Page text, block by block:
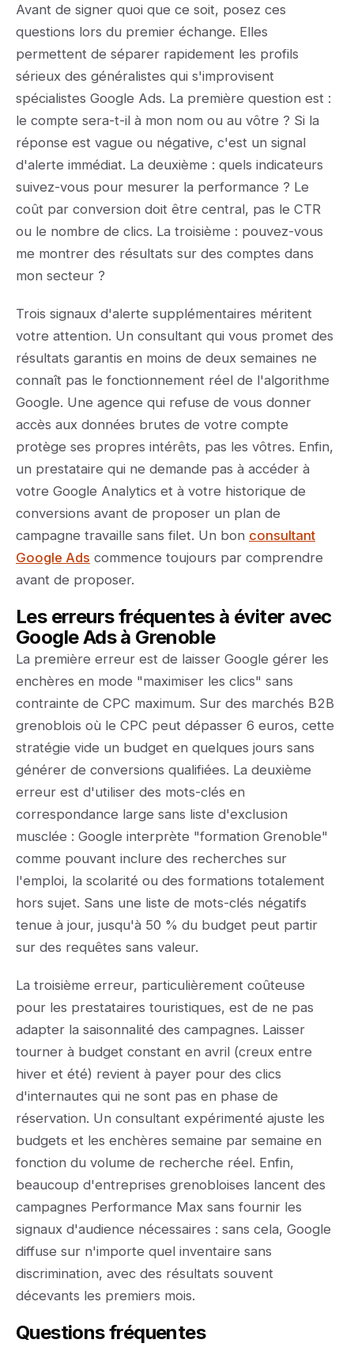
Avant de signer quoi que ce soit, posez ces
questions lors du premier échange. Elles
permettent de séparer rapidement les profils
sérieux des généralistes qui s'improvisent
spécialistes Google Ads. La première question est :
le compte sera-t-il à mon nom ou au vôtre ? Si la
réponse est vague ou négative, c'est un signal
d'alerte immédiat. La deuxième : quels indicateurs
suivez-vous pour mesurer la performance ? Le
coût par conversion doit être central, pas le CTR
ou le nombre de clics. La troisième : pouvez-vous
me montrer des résultats sur des comptes dans
mon secteur ?
Trois signaux d'alerte supplémentaires méritent
votre attention. Un consultant qui vous promet des
résultats garantis en moins de deux semaines ne
connaît pas le fonctionnement réel de l'algorithme
Google. Une agence qui refuse de vous donner
accès aux données brutes de votre compte
protège ses propres intérêts, pas les vôtres. Enfin,
un prestataire qui ne demande pas à accéder à
votre Google Analytics et à votre historique de
conversions avant de proposer un plan de
campagne travaille sans filet. Un bon consultant
Google Ads commence toujours par comprendre
avant de proposer.
Les erreurs fréquentes à éviter avec
Google Ads à Grenoble
La première erreur est de laisser Google gérer les
enchères en mode "maximiser les clics" sans
contrainte de CPC maximum. Sur des marchés B2B
grenoblois où le CPC peut dépasser 6 euros, cette
stratégie vide un budget en quelques jours sans
générer de conversions qualifiées. La deuxième
erreur est d'utiliser des mots-clés en
correspondance large sans liste d'exclusion
musclée : Google interprète "formation Grenoble"
comme pouvant inclure des recherches sur
l'emploi, la scolarité ou des formations totalement
hors sujet. Sans une liste de mots-clés négatifs
tenue à jour, jusqu'à 50 % du budget peut partir
sur des requêtes sans valeur.
La troisième erreur, particulièrement coûteuse
pour les prestataires touristiques, est de ne pas
adapter la saisonnalité des campagnes. Laisser
tourner à budget constant en avril (creux entre
hiver et été) revient à payer pour des clics
d'internautes qui ne sont pas en phase de
réservation. Un consultant expérimenté ajuste les
budgets et les enchères semaine par semaine en
fonction du volume de recherche réel. Enfin,
beaucoup d'entreprises grenobloises lancent des
campagnes Performance Max sans fournir les
signaux d'audience nécessaires : sans cela, Google
diffuse sur n'importe quel inventaire sans
discrimination, avec des résultats souvent
décevants les premiers mois.
Questions fréquentes